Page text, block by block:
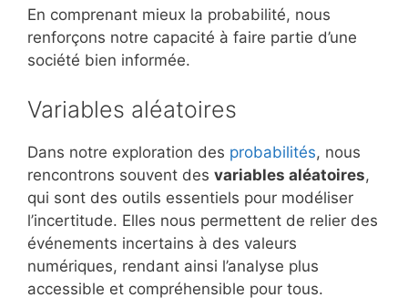
En comprenant mieux la probabilité, nous
renforçons notre capacité à faire partie d’une
société bien informée.
Variables aléatoires
Dans notre exploration des probabilités, nous
rencontrons souvent des variables aléatoires,
qui sont des outils essentiels pour modéliser
l’incertitude. Elles nous permettent de relier des
événements incertains à des valeurs
numériques, rendant ainsi l’analyse plus
accessible et compréhensible pour tous.